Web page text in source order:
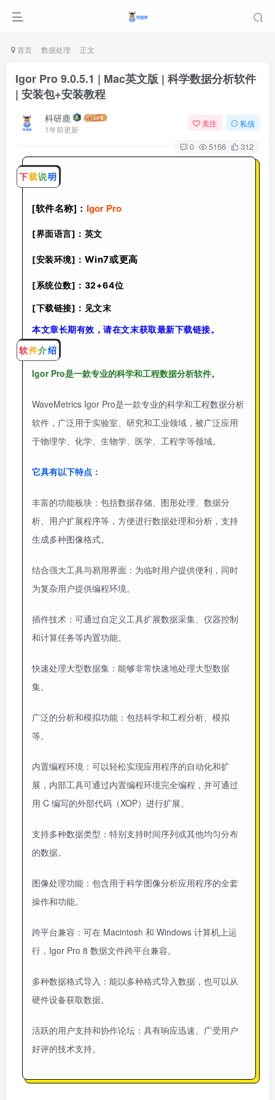
首页 数据处理 正文
Igor Pro 9.0.5.1 | Mac英文版 | 科学数据分析软件
| 安装包+安装教程
科研鹿
1年前更新
关注 私信
0 5156 312
下载说明
[软件名称]： Igor Pro
[界面语言]：英文
[安装环境]： Win7或更高
[系统位数]：32+64位
[下载链接]：见文末
本文章长期有效，请在文末获取最新下载链接。
软件介绍
Igor Pro是一款专业的科学和工程数据分析软件。
WaveMetrics Igor Pro是一款专业的科学和工程数据分析
软件，广泛用于实验室、研究和工业领域，被广泛应用
于物理学、化学、生物学、医学、工程学等领域。
它具有以下特点：
丰富的功能板块：包括数据存储、图形处理、数据分
析、用户扩展程序等，方便进行数据处理和分析，支持
生成多种图像格式。
结合强大工具与易用界面：为临时用户提供便利，同时
为复杂用户提供编程环境。
插件技术：可通过自定义工具扩展数据采集、仪器控制
和计算任务等内置功能。
快速处理大型数据集：能够非常快速地处理大型数据
集。
广泛的分析和模拟功能：包括科学和工程分析、模拟
等。
内置编程环境：可以轻松实现应用程序的自动化和扩
展，内部工具可通过内置编程环境完全编程，并可通过
用 C 编写的外部代码（XOP）进行扩展。
支持多种数据类型：特别支持时间序列或其他均匀分布
的数据。
图像处理功能：包含用于科学图像分析应用程序的全套
操作和功能。
跨平台兼容：可在 Macintosh 和 Windows 计算机上运
行，Igor Pro 8 数据文件跨平台兼容。
多种数据格式导入：能以多种格式导入数据，也可以从
硬件设备获取数据。
活跃的用户支持和协作论坛：具有响应迅速、广受用户
好评的技术支持。